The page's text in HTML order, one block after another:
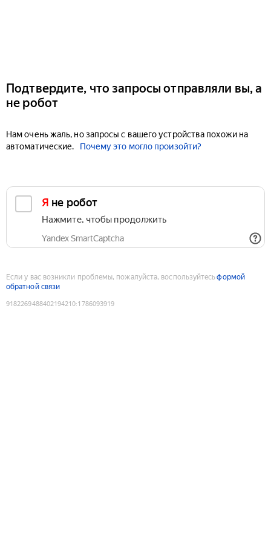
Подтвердите, что запросы отправляли вы, а
не робот
Нам очень жаль, но запросы с вашего устройства похожи на
автоматические.
Почему это могло произойти?
Я не робот
Нажмите, чтобы продолжить
Yandex SmartCaptcha
Если у вас возникли проблемы, пожалуйста, воспользуйтесьформой
обратной связи
9182269488402194210:1786093919